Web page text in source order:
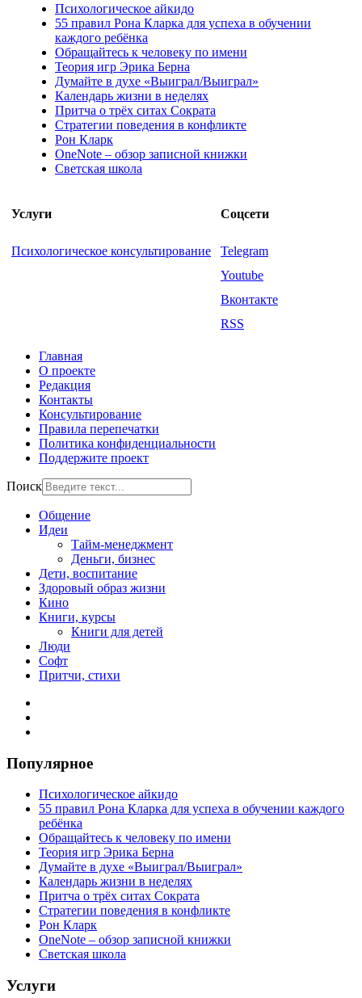
Психологическое айкидо
55 правил Рона Кларка для успеха в обучении
каждого ребёнка
Обращайтесь к человеку по имени
Теория игр Эрика Берна
Думайте в духе «Выиграл/Выиграл»
Календарь жизни в неделях
Притча о трёх ситах Сократа
Стратегии поведения в конфликте
Рон Кларк
OneNote – обзор записной книжки
Светская школа
Услуги Соцсети
Психологическое консультирование
Telegram
Youtube
Вконтакте
RSS
Главная
О проекте
Редакция
Контакты
Консультирование
Правила перепечатки
Политика конфиденциальности
Поддержите проект
Поиск
Общение
Идеи
Тайм-менеджмент
Деньги, бизнес
Дети, воспитание
Здоровый образ жизни
Кино
Книги, курсы
Книги для детей
Люди
Софт
Притчи, стихи
Популярное
Психологическое айкидо
55 правил Рона Кларка для успеха в обучении каждого
ребёнка
Обращайтесь к человеку по имени
Теория игр Эрика Берна
Думайте в духе «Выиграл/Выиграл»
Календарь жизни в неделях
Притча о трёх ситах Сократа
Стратегии поведения в конфликте
Рон Кларк
OneNote – обзор записной книжки
Светская школа
Услуги